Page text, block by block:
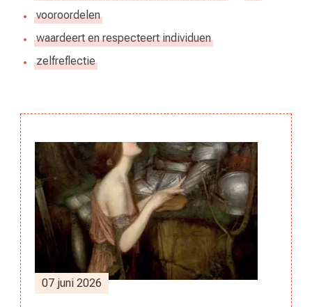
vooroordelen
waardeert en respecteert individuen
zelfreflectie
Berichtnavigatie
07 juni 2026